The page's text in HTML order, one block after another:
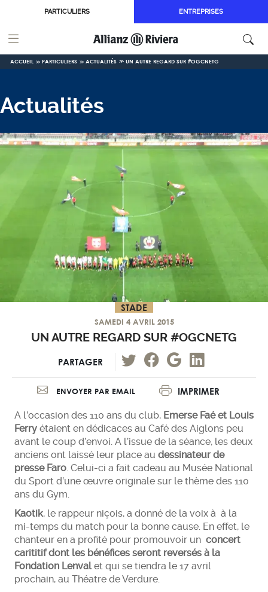
Aller au contenu principal
PARTICULIERS ENTREPRISES
ACCUEIL PARTICULIERS ACTUALITÉS UN AUTRE REGARD SUR #OGCNETG
Actualités
STADE
SAMEDI 4 AVRIL 2015
UN AUTRE REGARD SUR #OGCNETG
PARTAGER
ENVOYER PAR EMAIL IMPRIMER
A l’occasion des 110 ans du club, Emerse Faé et Louis
Ferry étaient en dédicaces au Café des Aiglons peu
avant le coup d’envoi. A l’issue de la séance, les deux
anciens ont laissé leur place au dessinateur de
presse Faro. Celui-ci a fait cadeau au Musée National
du Sport d’une œuvre originale sur le thème des 110
ans du Gym.
Kaotik, le rappeur niçois, a donné de la voix à à la
mi-temps du match pour la bonne cause. En effet, le
chanteur en a profité pour promouvoir un concert
carititif dont les bénéfices seront reversés à la
Fondation Lenvalet qui se tiendra le 17 avril
prochain, au Théatre de Verdure.